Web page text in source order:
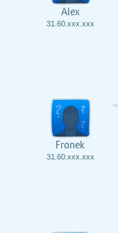
Alex
31.60.xxx.xxx
Franek
31.60.xxx.xxx